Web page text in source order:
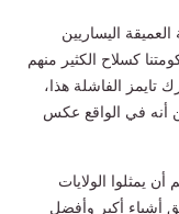
اليساريين
كسلاح الكثير منهم
تايمز الفاشلة هذا،
أنه في الواقع عكس
يمثلوا الولايات
أشياء أكبر وأفضل